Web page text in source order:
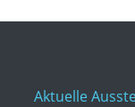
Aktuelle